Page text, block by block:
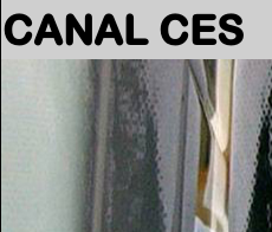
CANAL CES